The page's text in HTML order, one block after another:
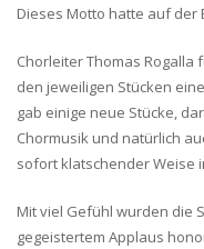
Dieses Motto hatte auf der
Chorleiter Thomas
den jeweiligen Stücken
gab einige neue Stücke,
Chormusik und natürlich
sofort klatschender Weise
Mit viel Gefühl wurden die
gegeistertem Applaus